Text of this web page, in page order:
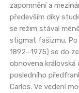
zapomnění a
především díky
se režim stával
stigmat fašizmu. Po
1892—1975) se do
obnovena
posledního
Carlos. Ve vedení